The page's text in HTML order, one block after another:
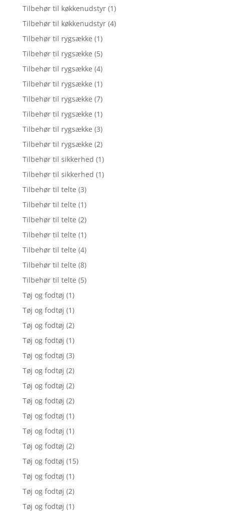
Tilbehør til køkkenudstyr (1)
Tilbehør til køkkenudstyr (4)
Tilbehør til rygsække (1)
Tilbehør til rygsække (5)
Tilbehør til rygsække (4)
Tilbehør til rygsække (1)
Tilbehør til rygsække (7)
Tilbehør til rygsække (1)
Tilbehør til rygsække (3)
Tilbehør til rygsække (2)
Tilbehør til sikkerhed (1)
Tilbehør til sikkerhed (1)
Tilbehør til telte (3)
Tilbehør til telte (1)
Tilbehør til telte (2)
Tilbehør til telte (1)
Tilbehør til telte (4)
Tilbehør til telte (8)
Tilbehør til telte (5)
Tøj og fodtøj (1)
Tøj og fodtøj (1)
Tøj og fodtøj (2)
Tøj og fodtøj (1)
Tøj og fodtøj (3)
Tøj og fodtøj (2)
Tøj og fodtøj (2)
Tøj og fodtøj (2)
Tøj og fodtøj (1)
Tøj og fodtøj (1)
Tøj og fodtøj (2)
Tøj og fodtøj (15)
Tøj og fodtøj (1)
Tøj og fodtøj (2)
Tøj og fodtøj (1)